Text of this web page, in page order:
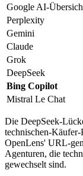
Google AI-
Perplexity
Gemini
Claude
Grok
DeepSeek
Bing Copilot
Mistral Le Chat
Die DeepSeek-
technischen-
OpenLens' URL-
Agenturen, die
gewechselt sind.